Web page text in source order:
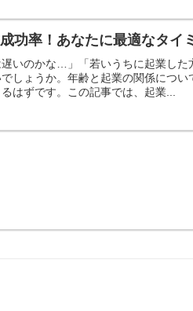
功率！あなたに最適なタイ
遅いのかな…」「若いうちに起業し
しょうか。年齢と起業の関係につ
はずです。この記事では、起業...